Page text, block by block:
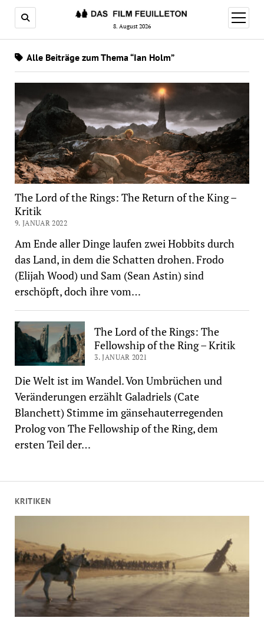
8. August 2026
Menü
öffnen
KRITIKEN
Alle Beiträge zum Thema “Ian Holm”
The Lord of the Rings: The Return of the King –
Kritik
9. JANUAR 2022
Am Ende aller Dinge laufen zwei Hobbits durch
das Land, in dem die Schatten drohen. Frodo
(Elijah Wood) und Sam (Sean Astin) sind
erschöpft, doch ihre vom…
The Lord of the Rings: The
Fellowship of the Ring – Kritik
3. JANUAR 2021
Die Welt ist im Wandel. Von Umbrüchen und
Veränderungen erzählt Galadriels (Cate
Blanchett) Stimme im gänsehauterregenden
Prolog von The Fellowship of the Ring, dem
ersten Teil der…